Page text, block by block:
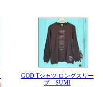
GOD Tシャツ ロングスリー
ブ SUMI